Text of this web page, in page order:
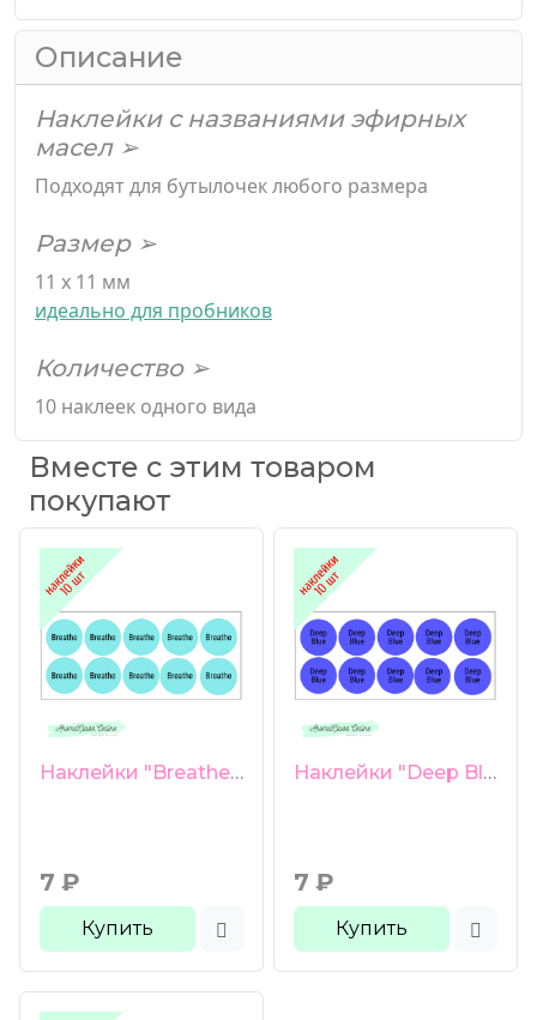
Описание
Наклейки с названиями эфирных
масел ➢
Подходят для бутылочек любого размера
Размер ➢
11 х 11 мм
идеально для пробников
Количество ➢
10 наклеек одного вида
Вместе с этим товаром
покупают
Наклейки "Breathe" 10 шт "Респираторная смесь"
7 ₽
Купить
Наклейки "Deep Blue" 10 шт "Болеутоляющая смесь"
7 ₽
Купить